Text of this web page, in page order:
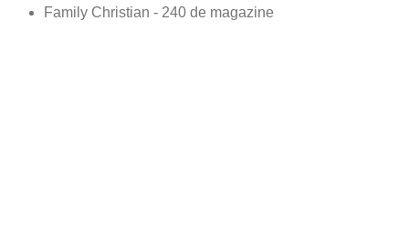
Family Christian - 240 de magazine